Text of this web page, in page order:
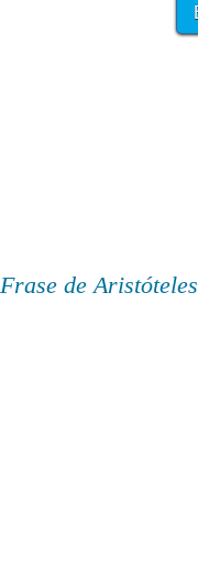
Frase de Aristóteles